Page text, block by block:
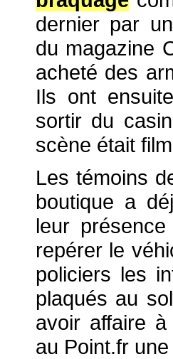
dernier par
du magazine
acheté des
Ils ont
sortir du
scène était
Les témoins
boutique a
leur
repérer le
policiers les
plaqués au
avoir affaire
au Point.fr